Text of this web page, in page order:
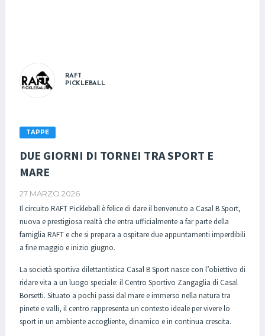
RAFT
PICKLEBALL
TAPPE
DUE GIORNI DI TORNEI TRA SPORT E
MARE
27 MARZO 2026
Il circuito RAFT Pickleball è felice di dare il benvenuto a Casal B Sport,
nuova e prestigiosa realtà che entra ufficialmente a far parte della
famiglia RAFT e che si prepara a ospitare due appuntamenti imperdibili
a fine maggio e inizio giugno.
La società sportiva dilettantistica Casal B Sport nasce con l’obiettivo di
ridare vita a un luogo speciale: il Centro Sportivo Zangaglia di Casal
Borsetti. Situato a pochi passi dal mare e immerso nella natura tra
pinete e valli, il centro rappresenta un contesto ideale per vivere lo
sport in un ambiente accogliente, dinamico e in continua crescita.